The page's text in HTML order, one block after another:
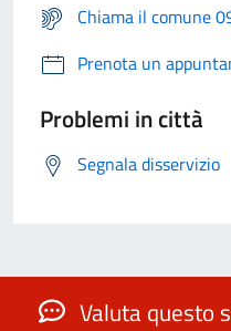
Chiama il comune
Prenota un
Problemi in città
Segnala disservizio
Valuta questo